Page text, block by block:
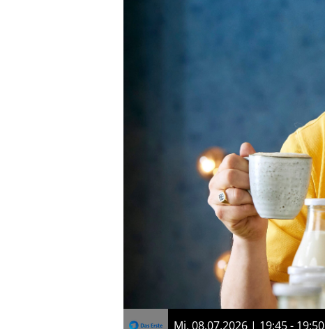
Mi, 08.07.2026 | 19:45 - 19:50